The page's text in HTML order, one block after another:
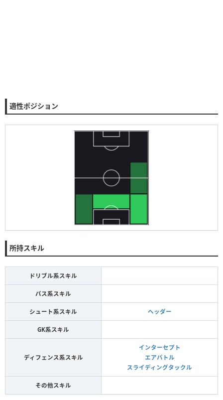
適性ポジション
所持スキル
ドリブル系スキル
パス系スキル
シュート系スキル ヘッダー
GK系スキル
ディフェンス系スキル
インターセプト
エアバトル
スライディングタックル
その他スキル